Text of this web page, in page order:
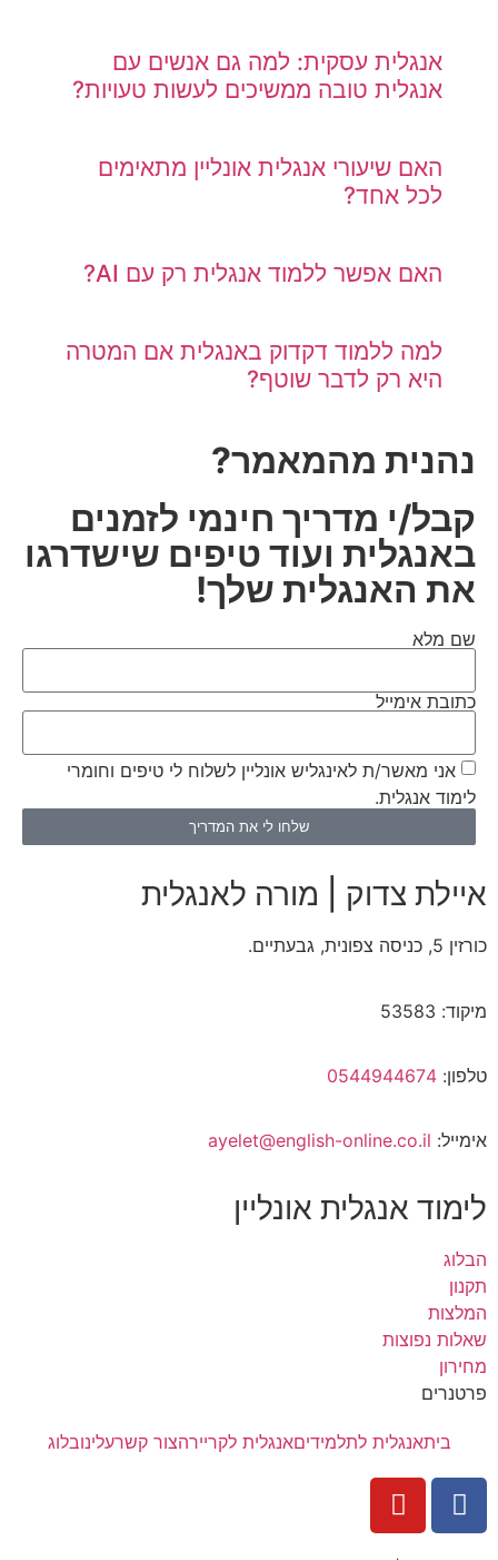
אנגלית עסקית: למה גם אנשים עם
אנגלית טובה ממשיכים לעשות טעויות?
האם שיעורי אנגלית אונליין מתאימים
לכל אחד?
האם אפשר ללמוד אנגלית רק עם AI?
למה ללמוד דקדוק באנגלית אם המטרה
היא רק לדבר שוטף?
נהנית מהמאמר?
קבל/י מדריך חינמי לזמנים
באנגלית ועוד טיפים שישדרגו
את האנגלית שלך!
שם מלא
כתובת אימייל
אני מאשר/ת לאינגליש אונליין לשלוח לי טיפים וחומרי
לימוד אנגלית.
שלחו לי את המדריך
לימוד אנגלית אונליין
הבלוג
תקנון
המלצות
שאלות נפוצות
מחירון
פרטנרים
איילת צדוק | מורה לאנגלית
כורזין 5, כניסה צפונית, גבעתיים.
מיקוד: 53583
טלפון: 0544944674
אימייל: ayelet@english-online.co.il
ביתאנגלית לתלמידיםאנגלית לקריירהצור קשרעלינובלוג